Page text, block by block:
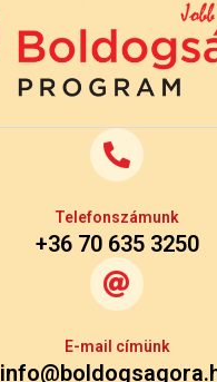
Telefonszámunk
+36 70 635 3250
E-mail címünk